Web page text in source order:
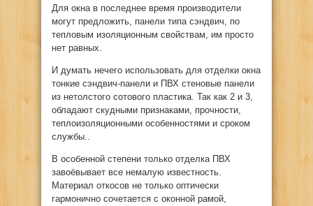
Для окна в последнее время производители
могут предложить, панели типа сэндвич, по
тепловым изоляционным свойствам, им просто
нет равных.
И думать нечего использовать для отделки окна
тонкие сэндвич-панели и ПВХ стеновые панели
из нетолстого сотового пластика. Так как 2 и 3,
обладают скудными признаками, прочности,
теплоизоляционными особенностями и сроком
службы..
В особенной степени только отделка ПВХ
завоёвывает все немалую известность.
Материал откосов не только оптически
гармонично сочетается с оконной рамой,